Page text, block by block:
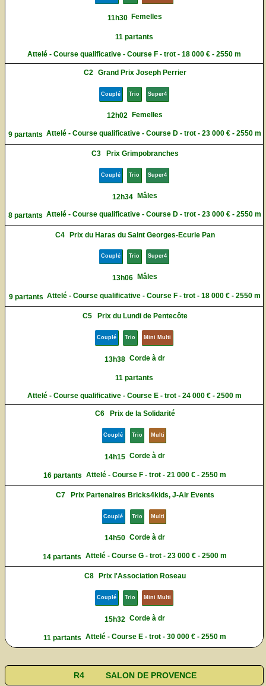
11h30 Femelles
11 partants
Attelé - Course qualificative - Course F - trot - 18 000 € - 2550 m
C2 Grand Prix Joseph Perrier
Couplé Trio Super4
12h02 Femelles
9 partants Attelé - Course qualificative - Course D - trot - 23 000 € - 2550 m
C3 Prix Grimpobranches
Couplé Trio Super4
12h34 Mâles
8 partants Attelé - Course qualificative - Course D - trot - 23 000 € - 2550 m
C4 Prix du Haras du Saint Georges-Ecurie Pan
Couplé Trio Super4
13h06 Mâles
9 partants Attelé - Course qualificative - Course F - trot - 18 000 € - 2550 m
C5 Prix du Lundi de Pentecôte
Couplé Trio Mini Multi
13h38 Corde à dr
11 partants
Attelé - Course qualificative - Course E - trot - 24 000 € - 2500 m
C6 Prix de la Solidarité
Couplé Trio Multi
14h15 Corde à dr
16 partants Attelé - Course F - trot - 21 000 € - 2550 m
C7 Prix Partenaires Bricks4kids, J-Air Events
Couplé Trio Multi
14h50 Corde à dr
14 partants Attelé - Course G - trot - 23 000 € - 2500 m
C8 Prix l'Association Roseau
Couplé Trio Mini Multi
15h32 Corde à dr
11 partants Attelé - Course E - trot - 30 000 € - 2550 m
R4 SALON DE PROVENCE